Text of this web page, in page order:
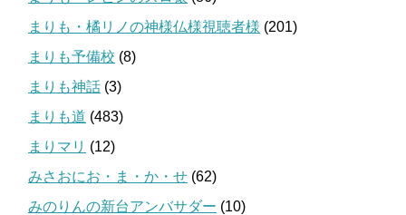
まりも・橘リノの神様仏様視聴者様 (201)
まりも予備校 (8)
まりも神話 (3)
まりも道 (483)
まりマリ (12)
みさおにお・ま・か・せ (62)
みのりんの新台アンバサダー (10)